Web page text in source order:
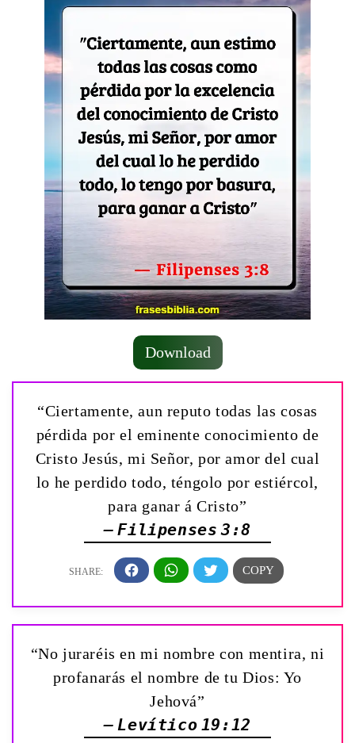
Download
“Ciertamente, aun reputo todas las cosas
pérdida por el eminente conocimiento de
Cristo Jesús, mi Señor, por amor del cual
lo he perdido todo, téngolo por estiércol,
para ganar á Cristo”
— Filipenses 3:8
“No juraréis en mi nombre con mentira, ni
profanarás el nombre de tu Dios: Yo
Jehová”
— Levítico 19:12